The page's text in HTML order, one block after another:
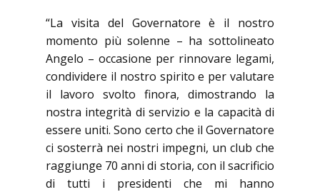
“La visita del Governatore è il nostro
momento più solenne – ha sottolineato
Angelo – occasione per rinnovare legami,
condividere il nostro spirito e per valutare
il lavoro svolto finora, dimostrando la
nostra integrità di servizio e la capacità di
essere uniti. Sono certo che il Governatore
ci sosterrà nei nostri impegni, un club che
raggiunge 70 anni di storia, con il sacrificio
di tutti i presidenti che mi hanno